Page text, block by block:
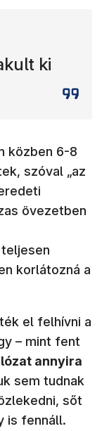
ki
közben 6-8
szóval „az
övezetben
korlátozná a
el felhívni a
– mint fent
annyira
sem tudnak
sőt
is fennáll.